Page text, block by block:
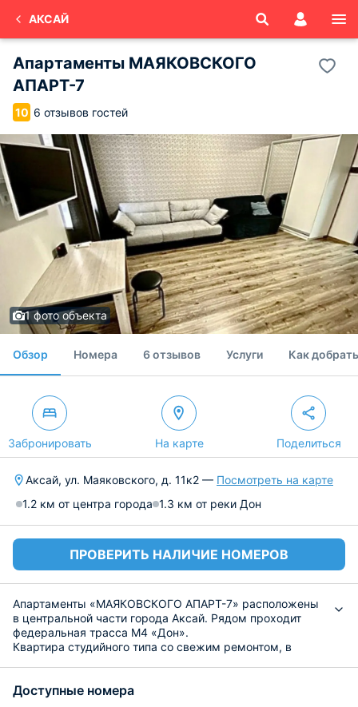
АКСАЙ
Апартаменты МАЯКОВСКОГО
АПАРТ-7
10 6 отзывов гостей
1 фото объекта
Обзор Номера 6 отзывов Услуги Как
Забронировать На карте Поделиться
Аксай, ул. Маяковского, д. 11к2 — Посмотреть на карте
1.2 км от центра города 1.3 км от реки Дон
ПРОВЕРИТЬ НАЛИЧИЕ НОМЕРОВ
Апартаменты «МАЯКОВСКОГО АПАРТ-7» расположены
в центральной части города Аксай. Рядом проходит
федеральная трасса М4 «Дон».
Квартира студийного типа со свежим ремонтом, в
телевидение, доступ к Интернету и индивидуальная
Доступные номера